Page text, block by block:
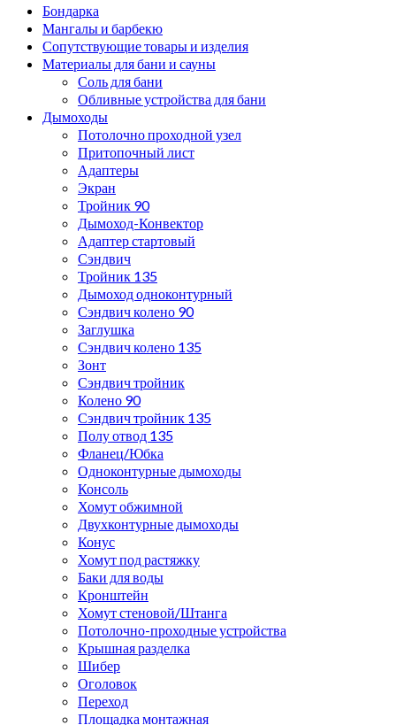
Бондарка
Мангалы и барбекю
Сопутствующие товары и изделия
Материалы для бани и сауны
Соль для бани
Обливные устройства для бани
Дымоходы
Потолочно проходной узел
Притопочный лист
Адаптеры
Экран
Тройник 90
Дымоход-Конвектор
Адаптер стартовый
Сэндвич
Тройник 135
Дымоход одноконтурный
Сэндвич колено 90
Заглушка
Сэндвич колено 135
Зонт
Сэндвич тройник
Колено 90
Сэндвич тройник 135
Полу отвод 135
Фланец/Юбка
Одноконтурные дымоходы
Консоль
Хомут обжимной
Двухконтурные дымоходы
Конус
Хомут под растяжку
Баки для воды
Кронштейн
Хомут стеновой/Штанга
Потолочно-проходные устройства
Крышная разделка
Шибер
Оголовок
Переход
Площадка монтажная